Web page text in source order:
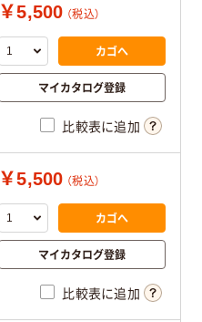
￥5,500 （税込）
カゴへ
マイカタログ登録
比較表に追加
￥5,500 （税込）
カゴへ
マイカタログ登録
比較表に追加